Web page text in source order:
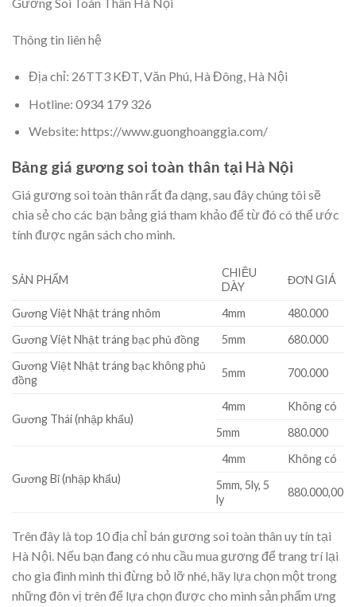
Gương Soi Toàn Thân Hà Nội
Thông tin liên hệ
Địa chỉ: 26TT3 KĐT, Văn Phú, Hà Đông, Hà Nội
Hotline: 0934 179 326
Website: https://www.guonghoanggia.com/
Bảng giá gương soi toàn thân tại Hà Nội
Giá gương soi toàn thân rất đa dạng, sau đây chúng tôi sẽ
chia sẻ cho các bạn bảng giá tham khảo để từ đó có thể ước
tính được ngân sách cho mình.
SẢN PHẨM
CHIỀU
DÀY
ĐƠN GIÁ
Gương Việt Nhật tráng nhôm 4mm
480.000
Gương Việt Nhật tráng bạc phủ đồng
5mm
680.000
Gương Việt Nhật tráng bạc không phủ
đồng
5mm 700.000
Gương Thái (nhập khẩu)
4mm
Không có
5mm
880.000
Gương Bỉ (nhập khẩu)
4mm
Không có
5mm, 5ly, 5
ly
880.000,00
Trên đây là top 10 địa chỉ bán gương soi toàn thân uy tín tại
Hà Nội. Nếu bạn đang có nhu cầu mua gương để trang trí lại
cho gia đình mình thì đừng bỏ lỡ nhé, hãy lựa chọn một trong
những đôn vị trên để lựa chọn được cho mình sản phẩm ưng